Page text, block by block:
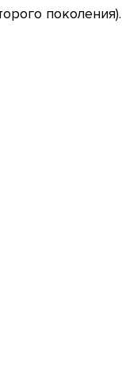
поколения).